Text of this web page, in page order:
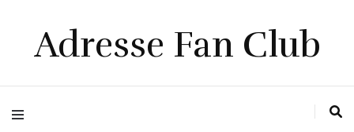
Adresse Fan Club